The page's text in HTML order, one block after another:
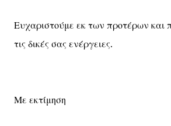
Ευχαριστούμε εκ των προτέρων και
τις δικές σας ενέργειες.
Με εκτίμηση